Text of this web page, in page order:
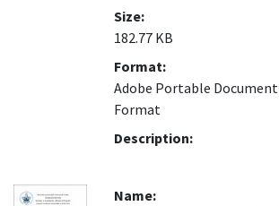
Size:
182.77 KB
Format:
Adobe Portable Document
Format
Description:
Name: